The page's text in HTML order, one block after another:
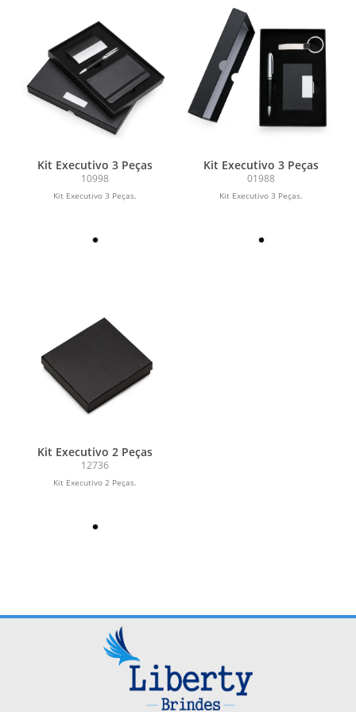
Kit Executivo 3 Peças
10998
Kit Executivo 3 Peças.
Kit Executivo 3 Peças
01988
Kit Executivo 3 Peças.
Kit Executivo 2 Peças
12736
Kit Executivo 2 Peças.